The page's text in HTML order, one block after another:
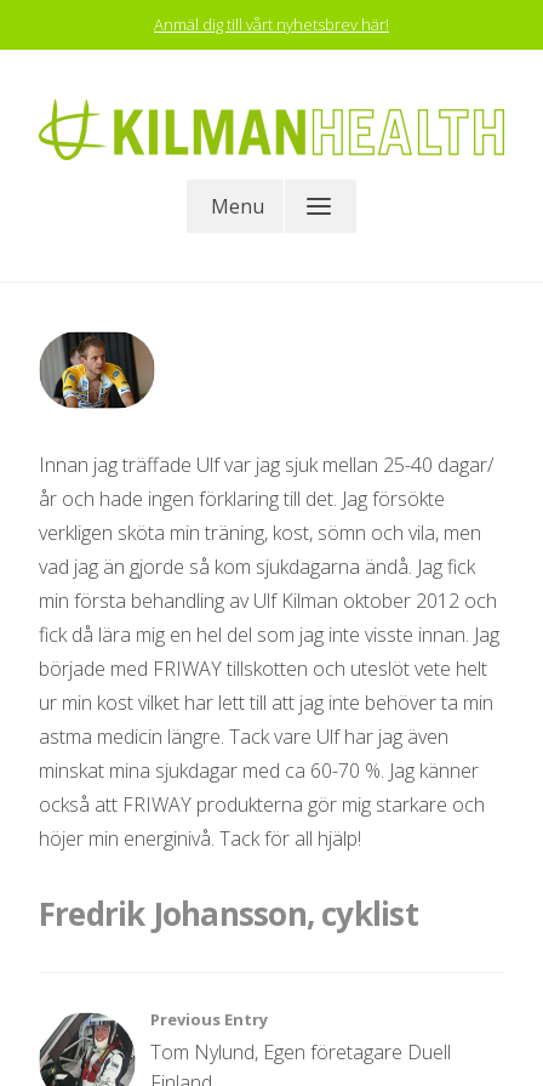
to
Anmäl dig till vårt nyhetsbrev här!
KILMAN HEALTH
Menu
Innan jag träffade Ulf var jag sjuk mellan 25-40 dagar/
år och hade ingen förklaring till det. Jag försökte
verkligen sköta min träning, kost, sömn och vila, men
vad jag än gjorde så kom sjukdagarna ändå. Jag fick
min första behandling av Ulf Kilman oktober 2012 och
fick då lära mig en hel del som jag inte visste innan. Jag
började med FRIWAY tillskotten och uteslöt vete helt
ur min kost vilket har lett till att jag inte behöver ta min
astma medicin längre. Tack vare Ulf har jag även
minskat mina sjukdagar med ca 60-70 %. Jag känner
också att FRIWAY produkterna gör mig starkare och
höjer min energinivå. Tack för all hjälp!
Fredrik Johansson, cyklist
Inläggsnavigering
Previous Entry
Tom Nylund, Egen företagare Duell